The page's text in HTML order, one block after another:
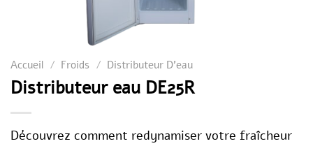
Accueil / Froids / Distributeur D'eau
Distributeur eau DE25R
Découvrez comment redynamiser votre fraîcheur